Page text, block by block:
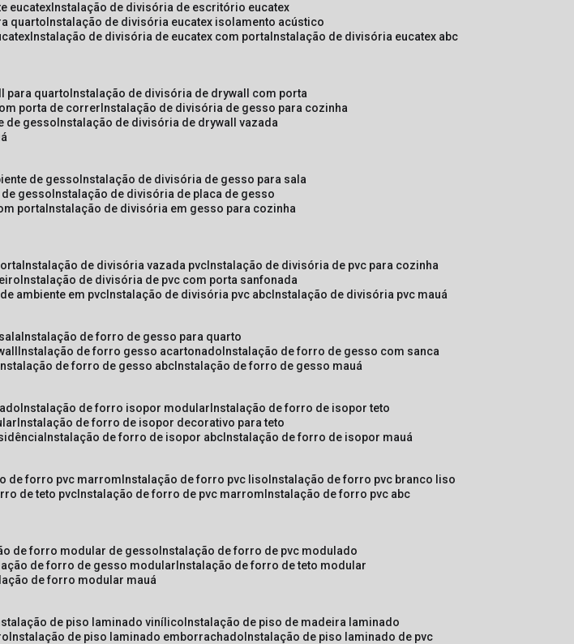
eucatex instalação de divisória de escritório eucatex
quarto instalação de divisória eucatex isolamento acústico
instalação de divisória de eucatex com porta instalação de divisória eucatex abc
para quarto instalação de divisória de drywall com porta
porta de correr instalação de divisória de gesso para cozinha
de gesso instalação de divisória de drywall vazada
de gesso instalação de divisória de gesso para sala
gesso instalação de divisória de placa de gesso
porta instalação de divisória em gesso para cozinha
instalação de divisória vazada pvc instalação de divisória de pvc para cozinha
instalação de divisória de pvc com porta sanfonada
ambiente em pvc instalação de divisória pvc abc instalação de divisória pvc mauá
instalação de forro de gesso para quarto
instalação de forro gesso acartonado instalação de forro de gesso com sanca
instalação de forro de gesso abc instalação de forro de gesso mauá
instalação de forro isopor modular instalação de forro de isopor teto
instalação de forro de isopor decorativo para teto
instalação de forro de isopor abc instalação de forro de isopor mauá
de forro pvc marrom instalação de forro pvc liso instalação de forro pvc branco liso
de teto pvc instalação de forro de pvc marrom instalação de forro pvc abc
de forro modular de gesso instalação de forro de pvc modulado
de forro de gesso modular instalação de forro de teto modular
de forro modular mauá
de piso laminado vinílico instalação de piso de madeira laminado
instalação de piso laminado emborrachado instalação de piso laminado de pvc